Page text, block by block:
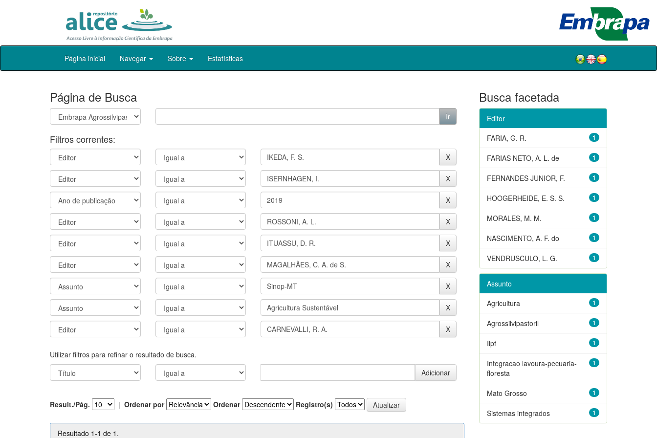
Skip
Página inicial Navegar Sobre Estatísticas
Página de Busca
Filtros correntes:
Utilizar filtros para refinar o resultado de busca.
Result./Pág. | Ordenar por Ordenar Registro(s)
Resultado 1-1 de 1.
Busca facetada
Editor
1
FARIA, G. R.
1
FARIAS NETO, A. L. de
1
FERNANDES JUNIOR, F.
1
HOOGERHEIDE, E. S. S.
1
MORALES, M. M.
1
NASCIMENTO, A. F. do
1
VENDRUSCULO, L. G.
Assunto
1
Agricultura
1
Agrossilvipastoril
1
Ilpf
1
Integracao lavoura-pecuaria-
floresta
1
Mato Grosso
1
Sistemas integrados